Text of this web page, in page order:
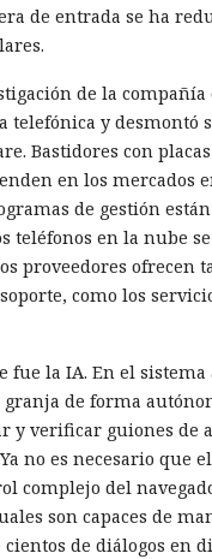
de entrada se ha
de la
telefónica y desmontó
Bastidores con
en los mercados
de gestión
teléfonos en la nube
proveedores ofrecen
como los
fue la IA. En el
de forma
y verificar guiones de
no es necesario que
complejo del
son capaces de
de diálogos en